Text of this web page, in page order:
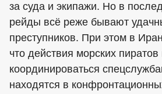
за суда и экипажи. Но в
рейды всё реже бывают
преступников. При этом в
что действия морских пиратов
координироваться
находятся в